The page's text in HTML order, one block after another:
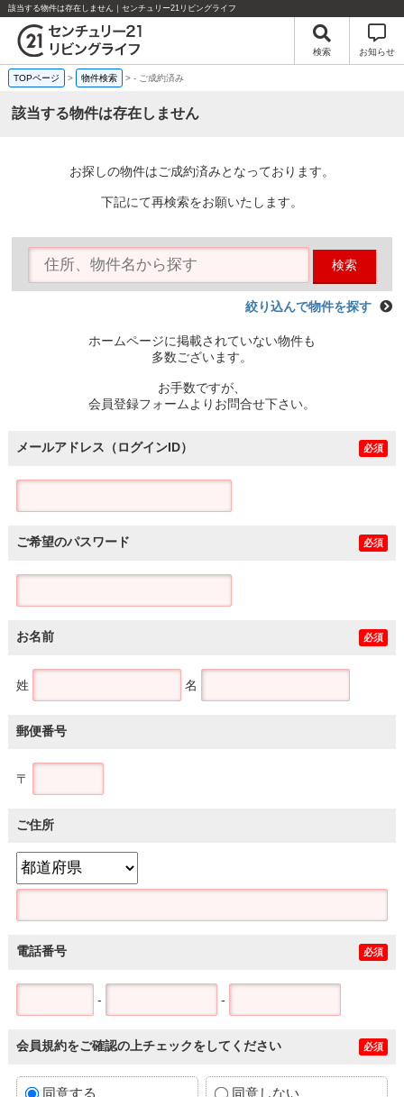
該当する物件は存在しません｜センチュリー21リビングライフ
検索 お知らせ
TOPページ > 物件検索 >- ご成約済み
該当する物件は存在しません
お探しの物件はご成約済みとなっております。
下記にて再検索をお願いたします。
検索
絞り込んで物件を探す
ホームページに掲載されていない物件も
多数ございます。
お手数ですが、
会員登録フォームよりお問合せ下さい。
メールアドレス（ログインID） 必須
ご希望のパスワード 必須
お名前 必須
姓 名
郵便番号
〒
ご住所
電話番号 必須
- -
会員規約をご確認の上チェックをしてください 必須
同意する 同意しない